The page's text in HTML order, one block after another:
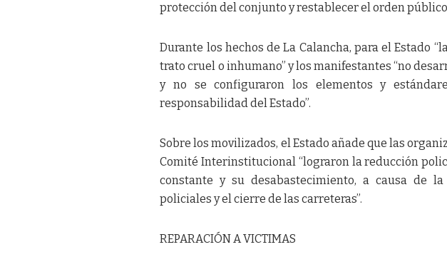
protección del conjunto y restablecer el orden
Durante los hechos de La Calancha, para el Estado
trato cruel o inhumano” y los manifestantes “no
y no se configuraron los elementos y
responsabilidad del Estado”.
Sobre los movilizados, el Estado añade que las
Comité Interinstitucional “lograron la reducción
constante y su desabastecimiento, a causa de
policiales y el cierre de las carreteras”.
REPARACIÓN A VICTIMAS